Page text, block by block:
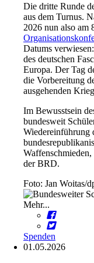
Die dritte Runde
aus dem Turnus.
2026 nun also am
Datums
des deutschen
Europa. Der Tag
die Vorbereitung
ausgehenden
Im Bewusstsein
bundesweit
Wiedereinführung
der BRD.
Foto: Jan Woitas/
Mehr...
Spenden
01.05.2026